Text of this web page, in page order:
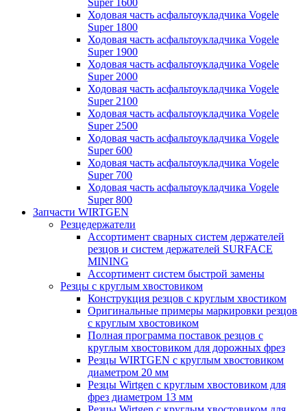
Super 1600
Ходовая часть асфальтоукладчика Vogele
Super 1800
Ходовая часть асфальтоукладчика Vogele
Super 1900
Ходовая часть асфальтоукладчика Vogele
Super 2000
Ходовая часть асфальтоукладчика Vogele
Super 2100
Ходовая часть асфальтоукладчика Vogele
Super 2500
Ходовая часть асфальтоукладчика Vogele
Super 600
Ходовая часть асфальтоукладчика Vogele
Super 700
Ходовая часть асфальтоукладчика Vogele
Super 800
Запчасти WIRTGEN
Резцедержатели
Ассортимент сварных систем держателей
резцов и систем держателей SURFACE
MINING
Ассортимент систем быстрой замены
Резцы с круглым хвостовиком
Конструкция резцов с круглым хвостиком
Оригинальные примеры маркировки резцов
с круглым хвостовиком
Полная программа поставок резцов с
круглым хвостовиком для дорожных фрез
Резцы WIRTGEN с круглым хвостовиком
диаметром 20 мм
Резцы Wirtgen с круглым хвостовиком для
фрез диаметром 13 мм